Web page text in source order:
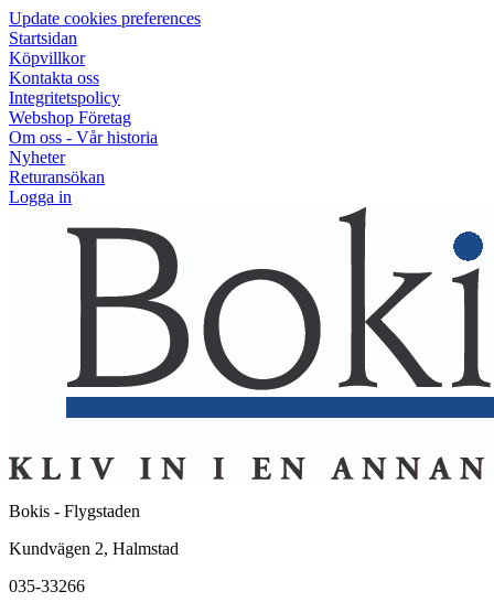
Update cookies preferences
Startsidan
Köpvillkor
Kontakta oss
Integritetspolicy
Webshop Företag
Om oss - Vår historia
Nyheter
Returansökan
Logga in
Bokis - Flygstaden
Kundvägen 2, Halmstad
035-33266